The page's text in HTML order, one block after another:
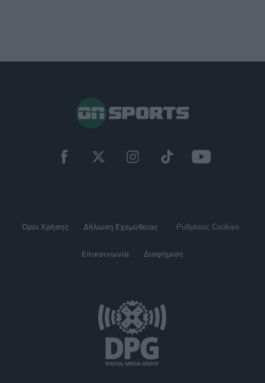
Όροι Χρήσης Δήλωση Εχεμύθειας Ρυθμίσεις Cookies
Επικοινωνία Διαφήμιση